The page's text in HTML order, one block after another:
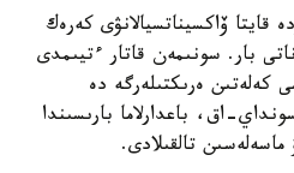
قايتا ۆاكسيناتسيالانۋى كەرەك
بار. سونىمەن قاتار ءتيىمدى
كەلەتىن ەرىكتىلەرگە دە
اق، باعدارلاما بارىسىندا
ماسەلەسىن تالقىلادى.